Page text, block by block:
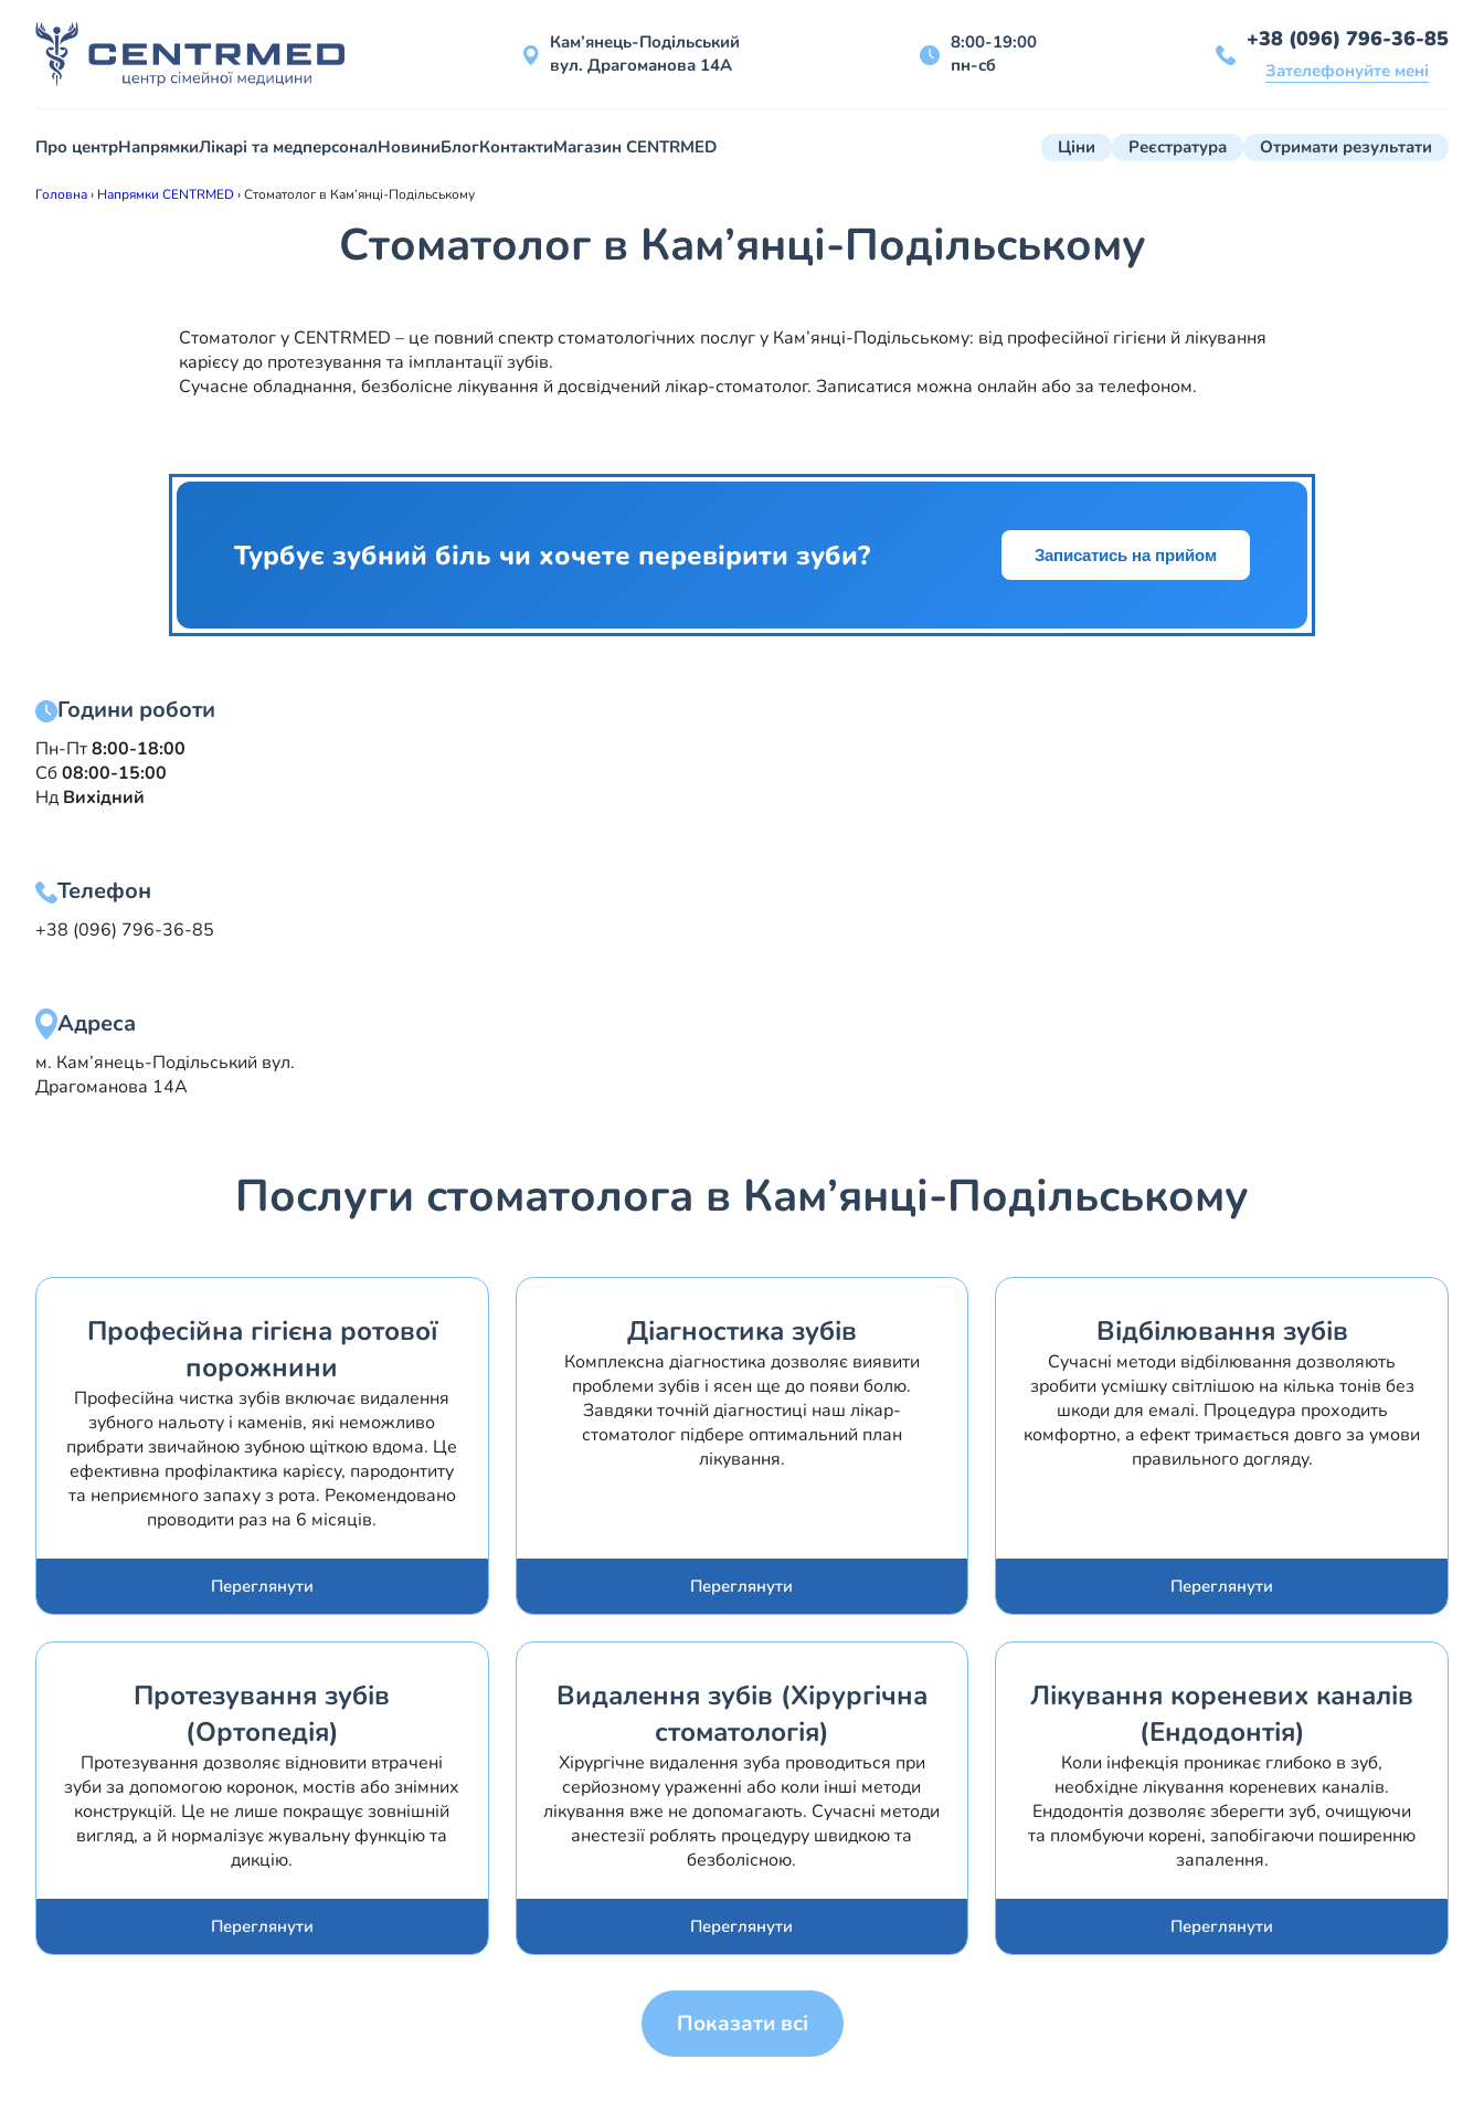
Кам’янець-Подільський
вул. Драгоманова 14А
8:00-19:00
пн-сб
+38 (096) 796-36-85
Зателефонуйте мені
Про центрНапрямкиЛікарі та медперсоналНовиниБлогКонтактиМагазин CENTRMED Ціни Реєстратура Отримати результати
Головна› Напрямки CENTRMED›Стоматолог в Кам’янці-Подільському
Стоматолог в Кам’янці-Подільському
Стоматолог у CENTRMED – це повний спектр стоматологічних послуг у Кам’янці-Подільському: від професійної гігієни й лікування
карієсу до протезування та імплантації зубів.
Сучасне обладнання, безболісне лікування й досвідчений лікар-стоматолог. Записатися можна онлайн або за телефоном.
Турбує зубний біль чи хочете перевірити зуби? Записатись на прийом
Години роботи
Пн-Пт8:00-18:00
Сб08:00-15:00
Нд Вихідний
Телефон
+38 (096) 796-36-85
Адреса
м. Кам’янець-Подільський вул.
Драгоманова 14А
Послуги стоматолога в Кам’янці-Подільському
Професійна гігієна ротової
порожнини
Професійна чистка зубів включає видалення
зубного нальоту і каменів, які неможливо
прибрати звичайною зубною щіткою вдома. Це
ефективна профілактика карієсу, пародонтиту
та неприємного запаху з рота. Рекомендовано
проводити раз на 6 місяців.
Переглянути
Діагностика зубів
Комплексна діагностика дозволяє виявити
проблеми зубів і ясен ще до появи болю.
Завдяки точній діагностиці наш лікар-
стоматолог підбере оптимальний план
лікування.
Переглянути
Відбілювання зубів
Сучасні методи відбілювання дозволяють
зробити усмішку світлішою на кілька тонів без
шкоди для емалі. Процедура проходить
комфортно, а ефект тримається довго за умови
правильного догляду.
Переглянути
Протезування зубів
(Ортопедія)
Протезування дозволяє відновити втрачені
зуби за допомогою коронок, мостів або знімних
конструкцій. Це не лише покращує зовнішній
вигляд, а й нормалізує жувальну функцію та
дикцію.
Переглянути
Видалення зубів (Хірургічна
стоматологія)
Хірургічне видалення зуба проводиться при
серйозному ураженні або коли інші методи
лікування вже не допомагають. Сучасні методи
анестезії роблять процедуру швидкою та
безболісною.
Переглянути
Лікування кореневих каналів
(Ендодонтія)
Коли інфекція проникає глибоко в зуб,
необхідне лікування кореневих каналів.
Ендодонтія дозволяє зберегти зуб, очищуючи
та пломбуючи корені, запобігаючи поширенню
запалення.
Переглянути
Показати всі